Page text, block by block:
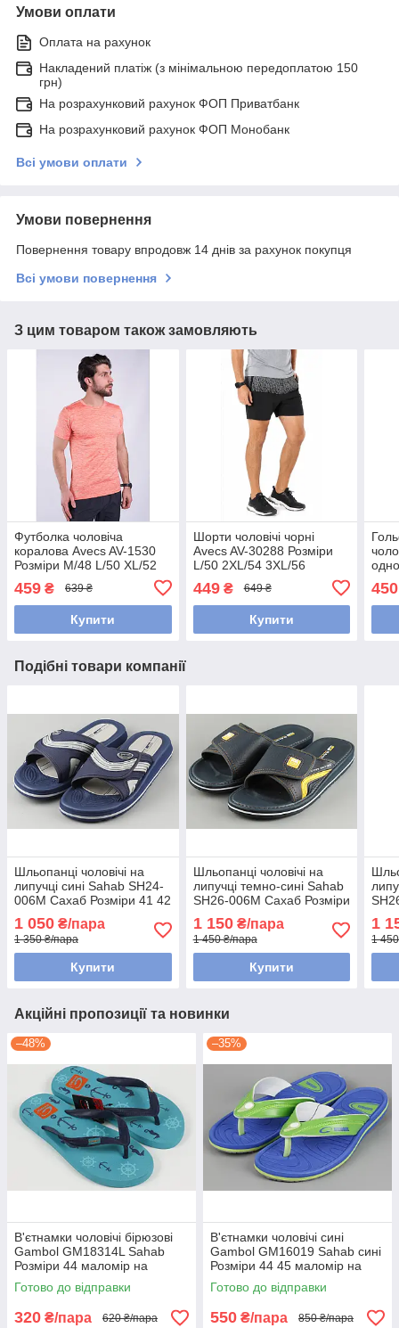
Умови оплати
Оплата на рахунок
Накладений платіж (з мінімальною передоплатою 150
грн)
На розрахунковий рахунок ФОП Приватбанк
На розрахунковий рахунок ФОП Монобанк
Всі умови оплати
Умови повернення
Повернення товару впродовж 14 днів за рахунок покупця
Всі умови повернення
З цим товаром також замовляють
Футболка чоловіча
коралова Avecs AV-1530
Розміри М/48 L/50 XL/52
459 ₴ 639 ₴
Купити
Шорти чоловічі чорні
Avecs AV-30288 Розміри
L/50 2XL/54 3XL/56
449₴ 649 ₴
Купити
450
Подібні товари компанії
Шльопанці чоловічі на
липучці сині Sahab SH24-
006M Сахаб Розміри 41 42
маломір на розмір
1 050 ₴/пара
1 350 ₴/пара
Купити
Шльопанці чоловічі на
липучці темно-сині Sahab
SH26-006M Сахаб Розміри
42 43 45 47 маломір на
розмір
1 150₴/пара
1 450 ₴/пара
Купити
41
1
1
Акційні пропозиції та новинки
–48%
В'єтнамки чоловічі бірюзові
Gambol GM18314L Sahab
Розміри 44 маломір на
розмір
Готово до відправки
320 ₴/пара 620 ₴/пара
–35%
В'єтнамки чоловічі сині
Gambol GM16019 Sahab сині
Розміри 44 45 маломір на
розмір
Готово до відправки
550 ₴/пара 850 ₴/пара